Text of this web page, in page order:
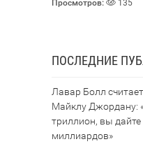
Просмотров: 135
ПОСЛЕДНИЕ
Лавар Болл
Майклу Джордану:
триллион, вы
миллиардов»